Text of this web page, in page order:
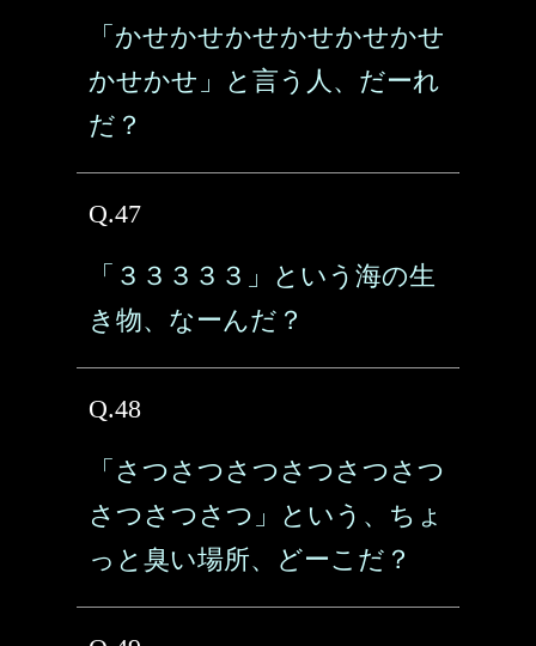
「かせかせかせかせかせかせ
かせかせ」と言う人、だーれ
だ？
Q.47
「３３３３３」という海の生
き物、なーんだ？
Q.48
「さつさつさつさつさつさつ
さつさつさつ」という、ちょ
っと臭い場所、どーこだ？